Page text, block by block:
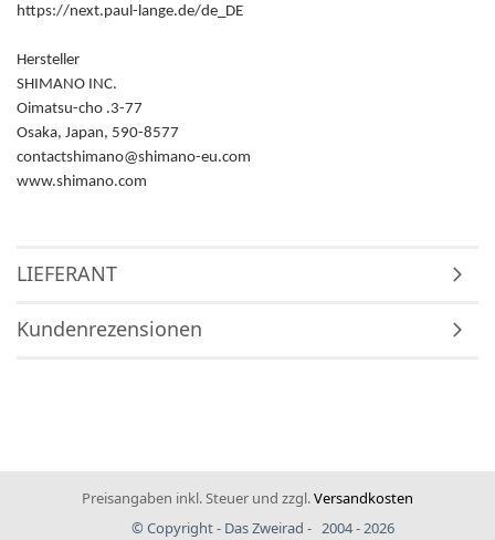
https://next.paul-lange.de/de_DE
Hersteller
SHIMANO INC.
Oimatsu-cho .3-77
Osaka, Japan, 590-8577
contactshimano@shimano-eu.com
www.shimano.com
LIEFERANT
Kundenrezensionen
Preisangaben inkl. Steuer und zzgl.Versandkosten
© Copyright - Das Zweirad - 2004 - 2026